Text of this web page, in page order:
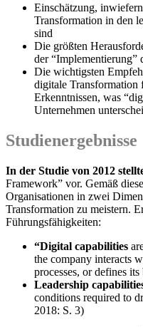
Einschätzung,
Transformation in den
sind
Die größten
der “Implementierung”
Die wichtigsten
digitale Transformation
Erkenntnissen, was
Unternehmen
Studienergebnisse
In der Studie von 2012
Framework” vor. Gemäß
Organisationen in zwei
Transformation zu meistern.
Führungsfähigkeiten:
“Digital capabilities
the company interacts
processes, or defines its
Leadership
conditions required to
2018: S. 3)